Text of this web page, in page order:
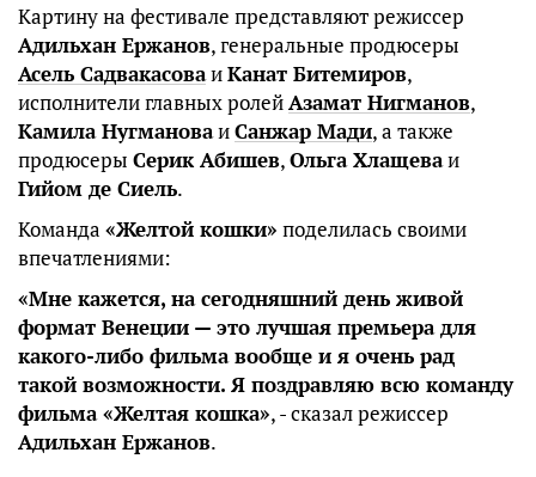
Картину на фестивале представляют режиссер
Адильхан Ержанов, генеральные продюсеры
Асель СадвакасоваиКанат Битемиров,
исполнители главных ролейАзамат Нигманов,
Камила НугмановаиСанжар Мади, а также
продюсеры Серик Абишев,Ольга Хлащеваи
Гийом де Сиель.
Команда «Желтой кошки» поделилась своими
впечатлениями:
«Мне кажется, на сегодняшний день живой
формат Венеции — это лучшая премьера для
какого-либо фильма вообще и я очень рад
такой возможности. Я поздравляю всю команду
фильма «Желтая кошка», - сказал режиссер
Адильхан Ержанов.